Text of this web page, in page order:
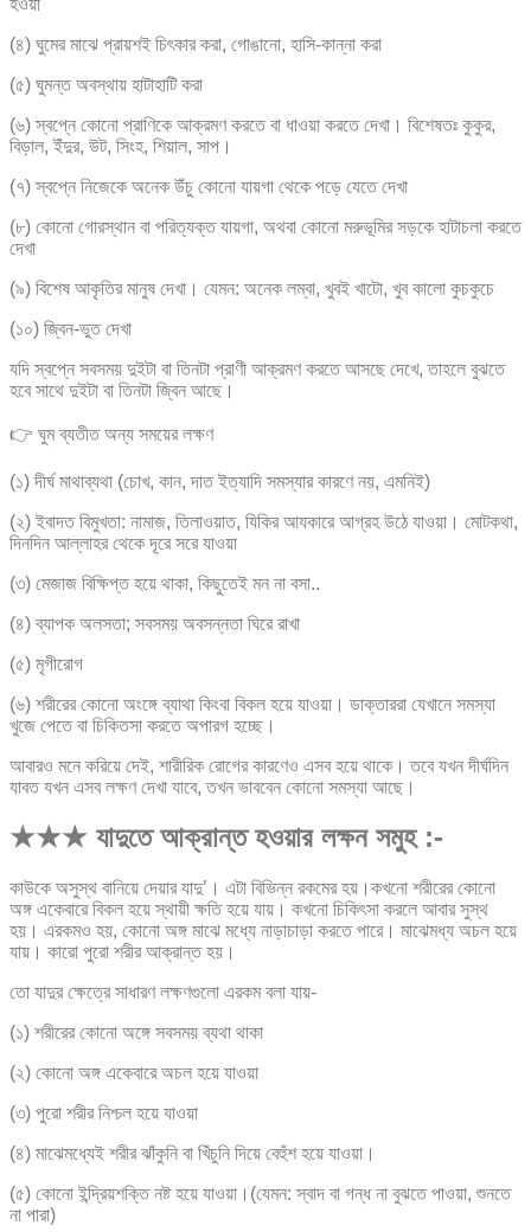
(৪) ঘুমের মাঝে প্রায়শই চিৎকার করা, গোঙানো, হাসি-কান্না করা
(৫) ঘুমন্ত অবস্থায় হাটাহাটি করা
(৬) স্বপ্নে কোনো প্রাণিকে আক্রমণ করতে বা ধাওয়া করতে দেখা। বিশেষতঃ কুকুর,
বিড়াল, ইঁদুর, উট, সিংহ, শিয়াল, সাপ।
(৭) স্বপ্নে নিজেকে অনেক উঁচু কোনো যায়গা থেকে পড়ে যেতে দেখা
(৮) কোনো গোরস্থান বা পরিত্যক্ত যায়গা, অথবা কোনো মরুভূমির সড়কে হাটাচলা করতে
দেখা
(৯) বিশেষ আকৃতির মানুষ দেখা। যেমন: অনেক লম্বা, খুবই খাটো, খুব কালো কুচকুচে
(১০) জ্বিন-ভুত দেখা
যদি স্বপ্নে সবসময় দুইটা বা তিনটা প্রাণী আক্রমণ করতে আসছে দেখে, তাহলে বুঝতে
হবে সাথে দুইটা বা তিনটা জ্বিন আছে।
👉 ঘুম ব্যতীত অন্য সময়ের লক্ষণ
(১) দীর্ঘ মাথাব্যথা (চোখ, কান, দাত ইত্যাদি সমস্যার কারণে নয়, এমনিই)
(২) ইবাদত বিমুখতা: নামাজ, তিলাওয়াত, যিকির আযকারে আগ্রহ উঠে যাওয়া। মোটকথা,
দিনদিন আল্লাহর থেকে দূরে সরে যাওয়া
(৩) মেজাজ বিক্ষিপ্ত হয়ে থাকা, কিছুতেই মন না বসা..
(৪) ব্যাপক অলসতা; সবসময় অবসন্নতা ঘিরে রাখা
(৫) মৃগীরোগ
(৬) শরীরের কোনো অংঙ্গে ব্যাথা কিংবা বিকল হয়ে যাওয়া। ডাক্তাররা যেখানে সমস্যা
খুজে পেতে বা চিকিতসা করতে অপারগ হচ্ছে।
আবারও মনে করিয়ে দেই, শারীরিক রোগের কারণেও এসব হয়ে থাকে। তবে যখন দীর্ঘদিন
যাবত যখন এসব লক্ষণ দেখা যাবে, তখন ভাববেন কোনো সমস্যা আছে।
★★★ যাদুতে আক্রান্ত হওয়ার লক্ষন সমুহ :-
কাউকে অসুস্থ বানিয়ে দেয়ার যাদু’। এটা বিভিন্ন রকমের হয়।কখনো শরীরের কোনো
অঙ্গ একেবারে বিকল হয়ে স্থায়ী ক্ষতি হয়ে যায়। কখনো চিকিৎসা করলে আবার সুস্থ
হয়। এরকমও হয়, কোনো অঙ্গ মাঝে মধ্যে নাড়াচাড়া করতে পারে। মাঝেমধ্য অচল হয়ে
যায়। কারো পুরো শরীর আক্রান্ত হয়।
তো যাদুর ক্ষেত্রে সাধারণ লক্ষণগুলো এরকম বলা যায়-
(১) শরীরের কোনো অঙ্গে সবসময় ব্যথা থাকা
(২) কোনো অঙ্গ একেবারে অচল হয়ে যাওয়া
(৩) পুরো শরীর নিশ্চল হয়ে যাওয়া
(৪) মাঝেমধ্যেই শরীর ঝাঁকুনি বা খিঁচুনি দিয়ে বেহুঁশ হয়ে যাওয়া।
(৫) কোনো ইন্দ্রিয়শক্তি নষ্ট হয়ে যাওয়া।(যেমন: স্বাদ বা গন্ধ না বুঝতে পাওয়া, শুনতে
না পারা)